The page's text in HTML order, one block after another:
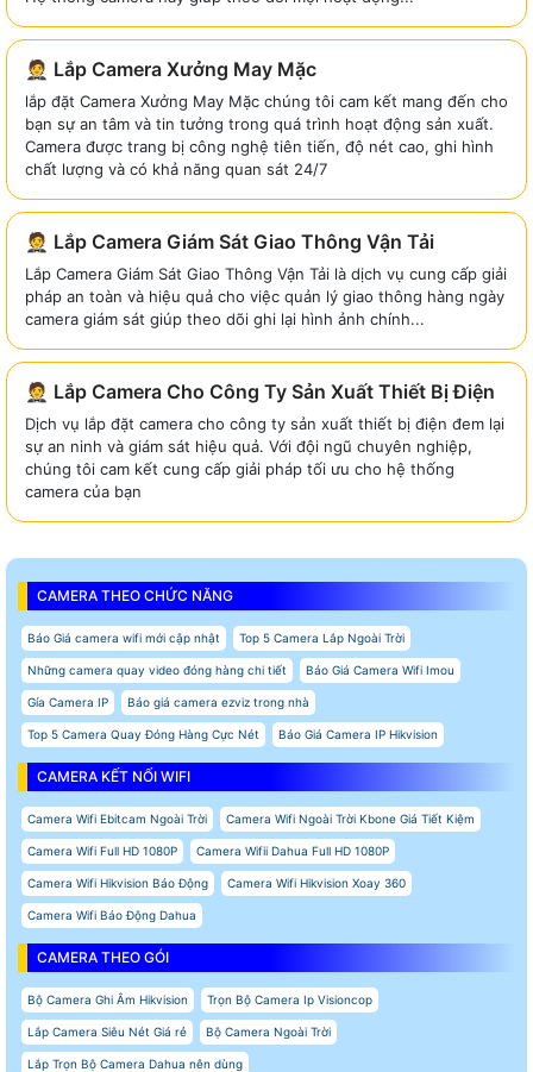
🤵 Lắp Camera Xưởng May Mặc
lắp đặt Camera Xưởng May Mặc chúng tôi cam kết mang đến cho
bạn sự an tâm và tin tưởng trong quá trình hoạt động sản xuất.
Camera được trang bị công nghệ tiên tiến, độ nét cao, ghi hình
chất lượng và có khả năng quan sát 24/7
🤵 Lắp Camera Giám Sát Giao Thông Vận Tải
Lắp Camera Giám Sát Giao Thông Vận Tải là dịch vụ cung cấp giải
pháp an toàn và hiệu quả cho việc quản lý giao thông hàng ngày
camera giám sát giúp theo dõi ghi lại hình ảnh chính...
🤵 Lắp Camera Cho Công Ty Sản Xuất Thiết Bị Điện
Dịch vụ lắp đặt camera cho công ty sản xuất thiết bị điện đem lại
sự an ninh và giám sát hiệu quả. Với đội ngũ chuyên nghiệp,
chúng tôi cam kết cung cấp giải pháp tối ưu cho hệ thống
camera của bạn
CAMERA THEO CHỨC NĂNG
Báo Giá camera wifi mới cập nhật Top 5 Camera Lắp Ngoài Trời
Những camera quay video đóng hàng chi tiết Báo Giá Camera Wifi Imou
Gía Camera IP Báo giá camera ezviz trong nhà
Top 5 Camera Quay Đóng Hàng Cực Nét Báo Giá Camera IP Hikvision
CAMERA KẾT NỐI WIFI
Camera Wifi Ebitcam Ngoài Trời Camera Wifi Ngoài Trời Kbone Giá Tiết Kiệm
Camera Wifi Full HD 1080P Camera Wifii Dahua Full HD 1080P
Camera Wifi Hikvision Báo Động Camera Wifi Hikvision Xoay 360
Camera Wifi Báo Động Dahua
CAMERA THEO GÓI
Bộ Camera Ghi Âm Hikvision Trọn Bộ Camera Ip Visioncop
Lắp Camera Siêu Nét Giá rẻ Bộ Camera Ngoài Trời
Lắp Trọn Bộ Camera Dahua nên dùng